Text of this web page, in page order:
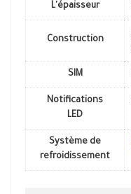
L'épaisseur
Construction
SIM
Notifications
LED
Système de
refroidissement